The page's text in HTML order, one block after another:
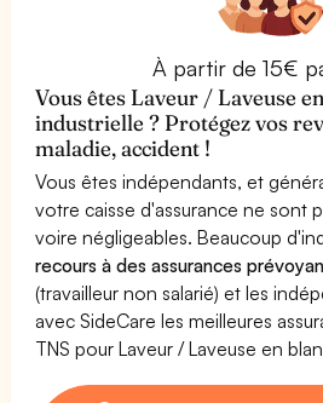
À partir de 15€
Vous êtes Laveur / Laveuse
industrielle ? Protégez vos
maladie, accident !
Vous êtes indépendants, et
votre caisse d'assurance ne sont
voire négligeables. Beaucoup
recours à des assurances
(travailleur non salarié) et les
avec SideCare les meilleures
TNS pour Laveur / Laveuse en